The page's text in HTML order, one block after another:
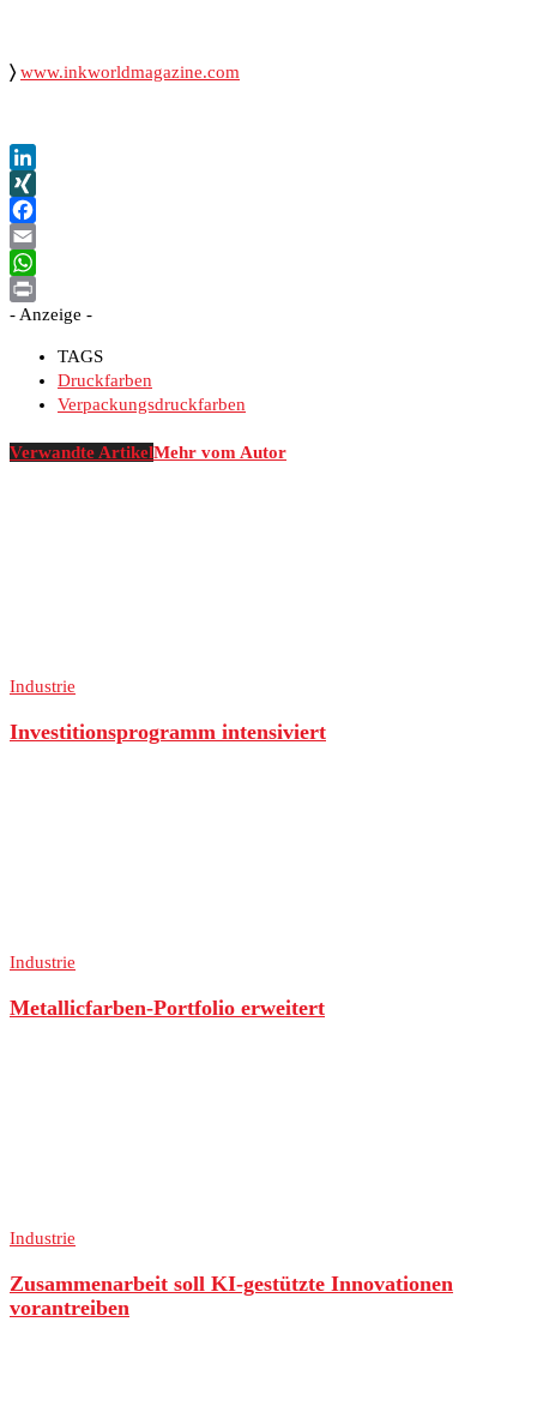
〉 www.inkworldmagazine.com
LinkedIn
XING
Facebook
Email
WhatsApp
Print
- Anzeige -
TAGS
Druckfarben
Verpackungsdruckfarben
Verwandte ArtikelMehr vom Autor
Industrie
Investitionsprogramm intensiviert
Industrie
Metallicfarben-Portfolio erweitert
Industrie
Zusammenarbeit soll KI-gestützte Innovationen
vorantreiben